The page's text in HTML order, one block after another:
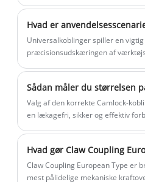
fabrik og
meget glade
bedste pris og
alle klemmer med god kvalitet og
sende os en forespørgsel eller en
bedste tilbud og bedste
Universalkoblinger spiller en
præcisionsudskæringen af
og velegnet til situationer, der
højpræcisionstransmission.
Valg af den korrekte Camlock-
en lækagefri, sikker og effektiv
Claw Coupling European Type er
mest pålidelige mekaniske